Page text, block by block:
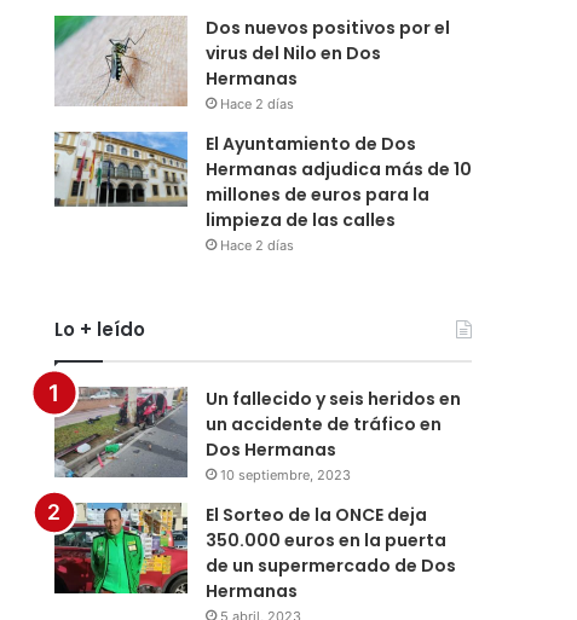
Dos nuevos positivos por el
virus del Nilo en Dos
Hermanas
Hace 2 días
El Ayuntamiento de Dos
Hermanas adjudica más de 10
millones de euros para la
limpieza de las calles
Hace 2 días
Lo + leído
Un fallecido y seis heridos en
un accidente de tráfico en
Dos Hermanas
10 septiembre, 2023
El Sorteo de la ONCE deja
350.000 euros en la puerta
de un supermercado de Dos
Hermanas
5 abril, 2023